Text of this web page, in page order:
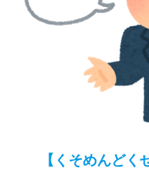
【くそめんど